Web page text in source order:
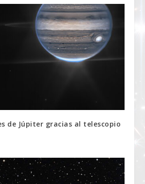
de Júpiter gracias al telescopio